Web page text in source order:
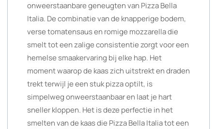
onweerstaanbare geneugten van Pizza Bella
Italia. De combinatie van de knapperige bodem,
verse tomatensaus en romige mozzarella die
smelt tot een zalige consistentie zorgt voor een
hemelse smaakervaring bij elke hap. Het
moment waarop de kaas zich uitstrekt en draden
trekt terwijl je een stuk pizza optilt, is
simpelweg onweerstaanbaar en laat je hart
sneller kloppen. Het is deze perfectie in het
smelten van de kaas die Pizza Bella Italia tot een